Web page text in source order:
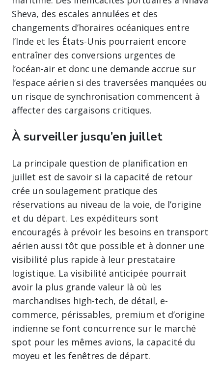
Sheva, des escales annulées et des
changements d’horaires océaniques entre
l’Inde et les États-Unis pourraient encore
entraîner des conversions urgentes de
l’océan-air et donc une demande accrue sur
l’espace aérien si des traversées manquées ou
un risque de synchronisation commencent à
affecter des cargaisons critiques.
À surveiller jusqu’en juillet
La principale question de planification en
juillet est de savoir si la capacité de retour
crée un soulagement pratique des
réservations au niveau de la voie, de l’origine
et du départ. Les expéditeurs sont
encouragés à prévoir les besoins en transport
aérien aussi tôt que possible et à donner une
visibilité plus rapide à leur prestataire
logistique. La visibilité anticipée pourrait
avoir la plus grande valeur là où les
marchandises high-tech, de détail, e-
commerce, périssables, premium et d’origine
indienne se font concurrence sur le marché
spot pour les mêmes avions, la capacité du
moyeu et les fenêtres de départ.